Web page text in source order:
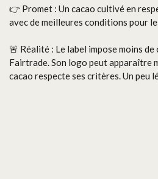
👉 Promet : Un cacao cultivé en
avec de meilleures conditions pour
🚨 Réalité : Le label impose moins
Fairtrade. Son logo peut apparaître
cacao respecte ses critères. Un peu